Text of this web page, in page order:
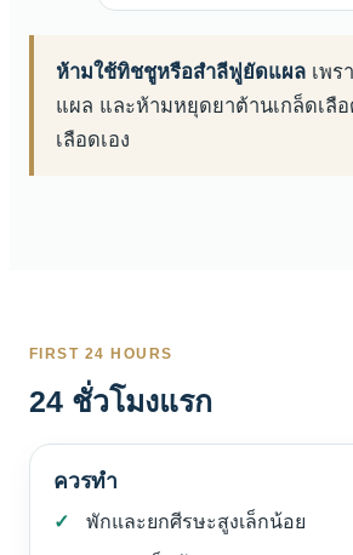
ห้ามใช้ทิชชูหรือสำลีฟูยัดแผล เพร
แผล และห้ามหยุดยาต้านเกล็ดเลื
เลือดเอง
FIRST 24 HOURS
24 ชั่วโมงแรก
ควรทำ
พักและยกศีรษะสูงเล็กน้อย